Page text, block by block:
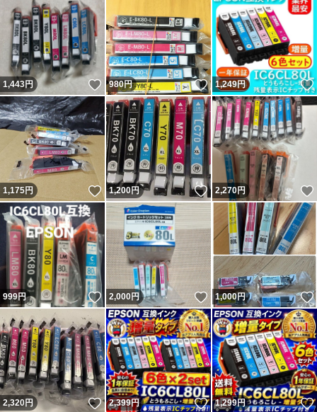
1,443円 いいね！
980円 いいね！
1,249円
1,175円 いいね！
1,200円 いいね！
2,270円
999円 いいね！
2,000円 いいね！
1,000円
2,320円 いいね！
2,399円 いいね！
1,299円